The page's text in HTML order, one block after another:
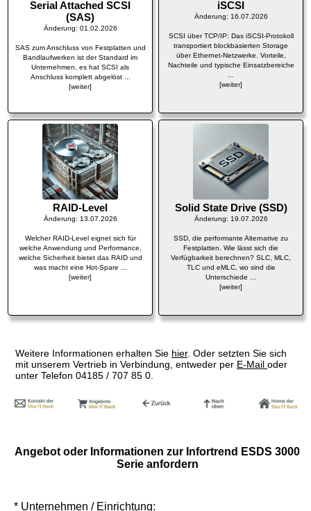
Serial Attached SCSI
(SAS)
Änderung: 01.02.2026
SAS zum Anschluss von Festplatten und
Bandlaufwerken ist der Standard im
Unternehmen, es hat SCSI als
Anschluss komplett abgelöst ...
[weiter]
iSCSI
Änderung: 16.07.2026
SCSI über TCP/IP: Das iSCSI-Protokoll
transportiert blockbasierten Storage
über Ethernet-Netzwerke. Vorteile,
Nachteile und typische Einsatzbereiche
...
[weiter]
RAID-Level
Änderung: 13.07.2026
Welcher RAID-Level eignet sich für
welche Anwendung und Performance,
welche Sicherheit bietet das RAID und
was macht eine Hot-Spare ...
[weiter]
Solid State Drive (SSD)
Änderung: 19.07.2026
SSD, die performante Alternative zu
Festplatten. Wie lässt sich die
Verfügbarkeit berechnen? SLC, MLC,
TLC und eMLC, wo sind die
Unterschiede ...
[weiter]
Weitere Informationen erhalten Sie hier. Oder setzten Sie sich
mit unserem Vertrieb in Verbindung, entweder per E-Mail oder
unter Telefon 04185 / 707 85 0.
Angebot oder Informationen zur Infortrend ESDS 3000
Serie anfordern
* Unternehmen / Einrichtung: